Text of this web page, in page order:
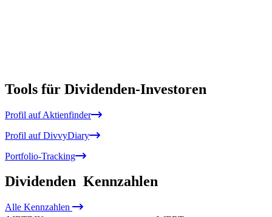
Tools für Dividenden-Investoren
Profil auf Aktienfinder
Profil auf DivvyDiary
Portfolio-Tracking
Dividenden Kennzahlen
Alle Kennzahlen